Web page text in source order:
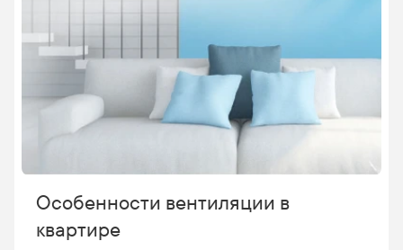
Особенности вентиляции в
квартире